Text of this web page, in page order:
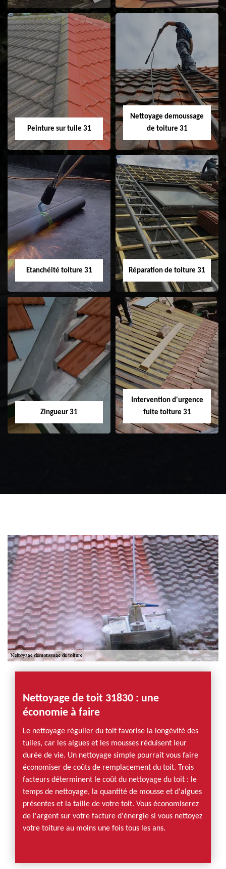
Nettoyage et
ravalement de
façade 31
Isolation toiture 31
Peinture sur tuile 31
Peinture sur tuile
31
Nettoyage demoussage
de toiture 31
Nettoyage
demoussage de
toiture 31
Etanchéité toiture 31
Etanchéité toiture
31
Réparation de toiture 31
Réparation de
toiture 31
Zingueur 31
Intervention d'urgence
fuite toiture 31
Nettoyage de toit 31830 : une
économie à faire
Le nettoyage régulier du toit favorise la longévité des
tuiles, car les algues et les mousses réduisent leur
durée de vie. Un nettoyage simple pourrait vous faire
économiser de coûts de remplacement du toit. Trois
facteurs déterminent le coût du nettoyage du toit : le
temps de nettoyage, la quantité de mousse et d'algues
présentes et la taille de votre toit. Vous économiserez
de l'argent sur votre facture d'énergie si vous nettoyez
votre toiture au moins une fois tous les ans.